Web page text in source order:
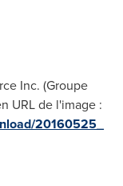
Inc. (Groupe
URL de l'image :
20160525_